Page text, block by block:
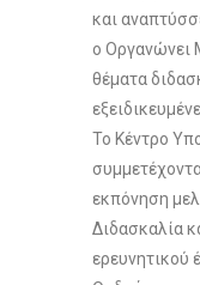
και
o Οργανώνει
θέματα
Το Κέντρο
εκπόνηση
Διδασκαλία
ερευνητικού